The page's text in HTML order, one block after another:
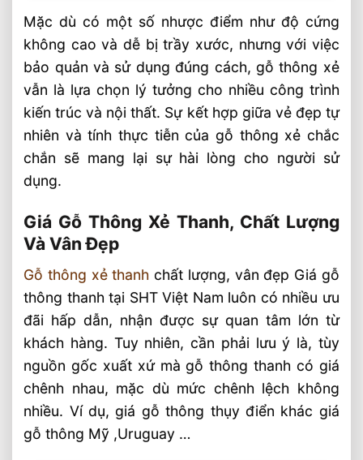
Mặc dù có một số nhược điểm như độ cứng
không cao và dễ bị trầy xước, nhưng với việc
bảo quản và sử dụng đúng cách, gỗ thông xẻ
vẫn là lựa chọn lý tưởng cho nhiều công trình
kiến trúc và nội thất. Sự kết hợp giữa vẻ đẹp tự
nhiên và tính thực tiễn của gỗ thông xẻ chắc
chắn sẽ mang lại sự hài lòng cho người sử
dụng.
Giá Gỗ Thông Xẻ Thanh, Chất Lượng
Và Vân Đẹp
Gỗ thông xẻ thanh chất lượng, vân đẹp Giá gỗ
thông thanh tại SHT Việt Nam luôn có nhiều ưu
đãi hấp dẫn, nhận được sự quan tâm lớn từ
khách hàng. Tuy nhiên, cần phải lưu ý là, tùy
nguồn gốc xuất xứ mà gỗ thông thanh có giá
chênh nhau, mặc dù mức chênh lệch không
nhiều. Ví dụ, giá gỗ thông thụy điển khác giá
gỗ thông Mỹ ,Uruguay …